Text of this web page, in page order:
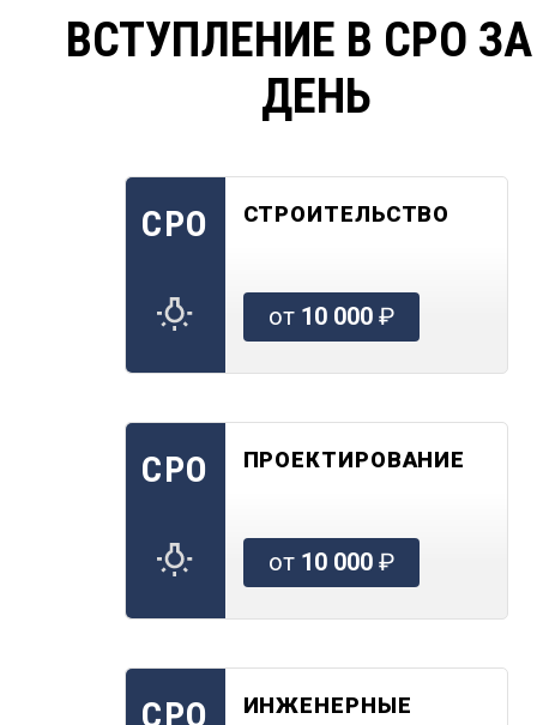
ВСТУПЛЕНИЕ В СРО
ДЕНЬ
СРО СТРОИТЕЛЬСТВО
от 10 000₽
СРО ПРОЕКТИРОВАНИЕ
от 10 000₽
СРО
ИНЖЕНЕРНЫЕ